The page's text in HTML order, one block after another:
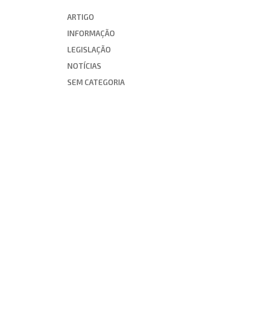
ARTIGO
INFORMAÇÃO
LEGISLAÇÃO
NOTÍCIAS
SEM CATEGORIA